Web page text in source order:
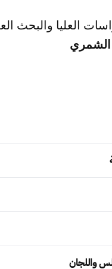
العليا والبحث
الشمري
واللجان